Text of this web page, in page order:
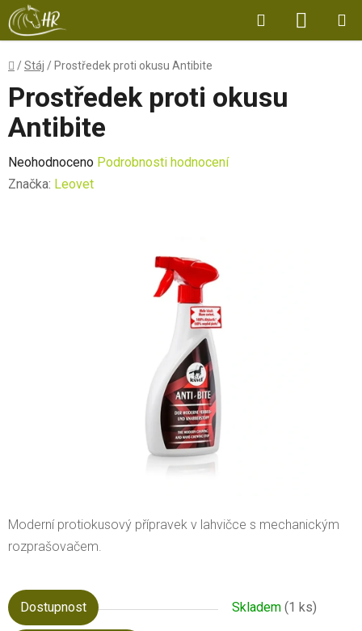
Přejít
na
obsah
Hledat
KOŠÍK
Domů
/Stáj / Prostředek proti okusu Antibite
Moderní protiokusový přípravek v lahvičce s mechanickým
rozprašovačem.
Dostupnost Skladem (1 ks)
Prostředek proti okusu
Antibite
Průměrné
hodnocení
Neohodnoceno Podrobnosti hodnocení
Značka: Leovet